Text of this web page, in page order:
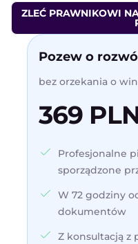
ZLEĆ PRAWNIKOWI
Pozew o
bez orzekania o
369
Profesjonalne
sporządzone
W 72 godziny
dokumentów
Z konsultacją z